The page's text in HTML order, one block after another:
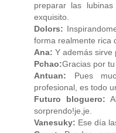
preparar las
exquisito.
Dolors:
forma realmente rica
Ana: Y además sirve
Pchao:Gracias por
Antuan: Pues
profesional, es todo
Futuro bloguero:
sorprendo!je,je.
Vanesuky: Ese día